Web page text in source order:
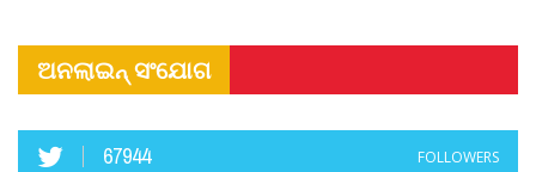
ଅନଲାଇନ୍ ସଂଯୋଗ
67944 FOLLOWERS